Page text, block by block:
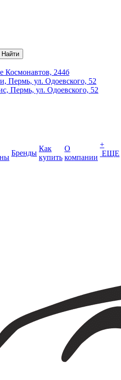
Найти
Космонавтов, 244б
Пермь, ул. Одоевского, 52
Пермь, ул. Одоевского, 52
Бренды
Как
купить
О
компании
+
ЕЩЕ